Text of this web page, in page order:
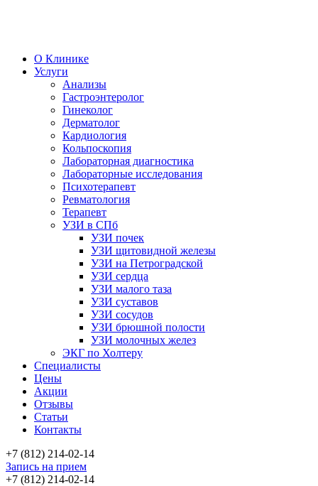
О Клинике
Услуги
Анализы
Гастроэнтеролог
Гинеколог
Дерматолог
Кардиология
Кольпоскопия
Лабораторная диагностика
Лабораторные исследования
Психотерапевт
Ревматология
Терапевт
УЗИ в СПб
УЗИ почек
УЗИ щитовидной железы
УЗИ на Петроградской
УЗИ сердца
УЗИ малого таза
УЗИ суставов
УЗИ сосудов
УЗИ брюшной полости
УЗИ молочных желез
ЭКГ по Холтеру
Специалисты
Цены
Акции
Отзывы
Статьи
Контакты
+7 (812) 214-02-14
Запись на прием
+7 (812) 214-02-14